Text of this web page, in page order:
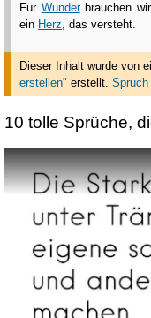
Für Wunderbrauchen
ein Herz, das versteht.
Dieser Inhalt wurde von
erstellen" erstellt.
10 tolle Sprüche,